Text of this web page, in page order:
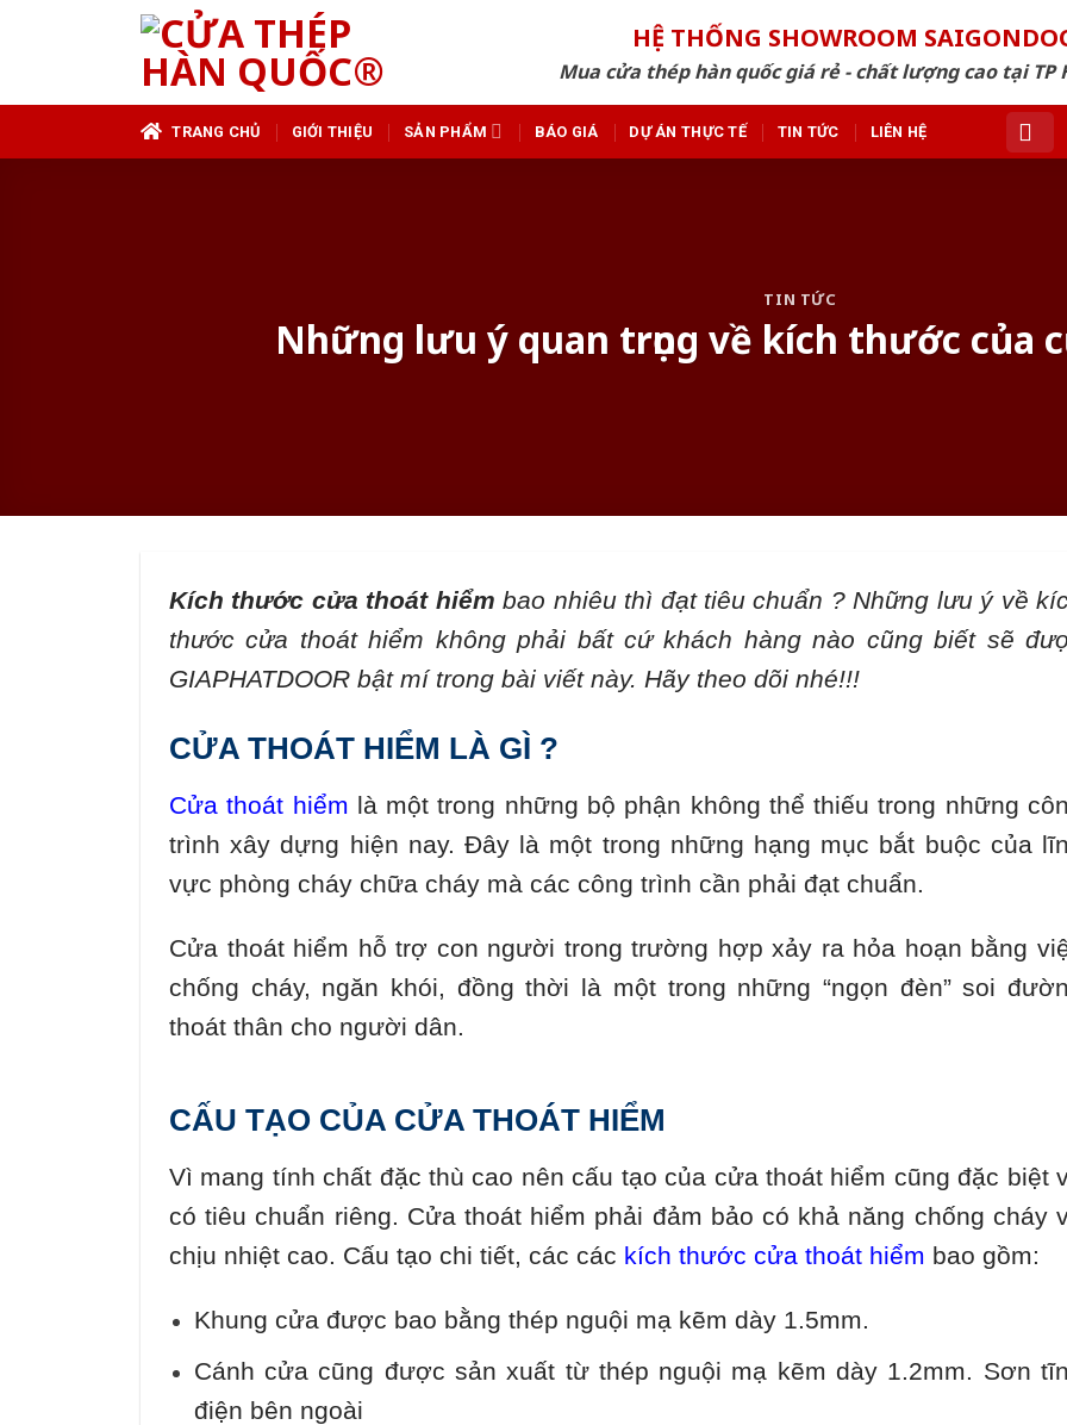
HỆ THỐNG SHOWROOM
Mua cửa thép hàn quốc giá rẻ - chất lượng cao tại TP
TRANG CHỦ GIỚI THIỆU SẢN PHẨM BÁO GIÁ DỰ ÁN THỰC TẾ TIN TỨC LIÊN HỆ
TIN TỨC
Những lưu ý quan trọng về kích thước của
Kích thước cửa thoát hiểm bao nhiêu thì đạt tiêu chuẩn ? Những lưu ý về
thước cửa thoát hiểm không phải bất cứ khách hàng nào cũng biết sẽ
GIAPHATDOOR bật mí trong bài viết này. Hãy theo dõi nhé!!!
CỬA THOÁT HIỂM LÀ GÌ ?
Cửa thoát hiểm là một trong những bộ phận không thể thiếu trong những
trình xây dựng hiện nay. Đây là một trong những hạng mục bắt buộc của
vực phòng cháy chữa cháy mà các công trình cần phải đạt chuẩn.
Cửa thoát hiểm hỗ trợ con người trong trường hợp xảy ra hỏa hoạn bằng
chống cháy, ngăn khói, đồng thời là một trong những “ngọn đèn” soi
thoát thân cho người dân.
CẤU TẠO CỦA CỬA THOÁT HIỂM
Vì mang tính chất đặc thù cao nên cấu tạo của cửa thoát hiểm cũng đặc biệt
có tiêu chuẩn riêng. Cửa thoát hiểm phải đảm bảo có khả năng chống cháy
chịu nhiệt cao. Cấu tạo chi tiết, các các kích thước cửa thoát hiểm bao gồm:
Khung cửa được bao bằng thép nguội mạ kẽm dày 1.5mm.
Cánh cửa cũng được sản xuất từ thép nguội mạ kẽm dày 1.2mm. Sơn
điện bên ngoài